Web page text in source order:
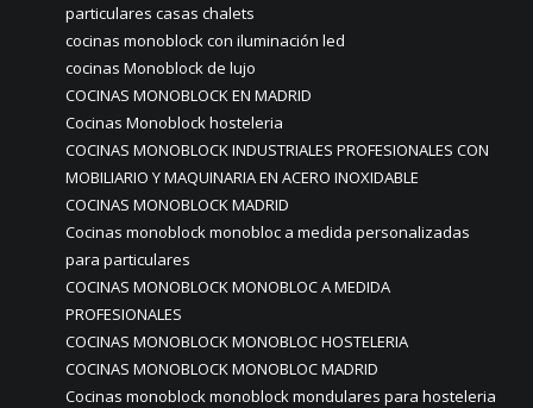
particulares casas chalets
cocinas monoblock con iluminación led
cocinas Monoblock de lujo
COCINAS MONOBLOCK EN MADRID
Cocinas Monoblock hosteleria
COCINAS MONOBLOCK INDUSTRIALES PROFESIONALES CON
MOBILIARIO Y MAQUINARIA EN ACERO INOXIDABLE
COCINAS MONOBLOCK MADRID
Cocinas monoblock monobloc a medida personalizadas
para particulares
COCINAS MONOBLOCK MONOBLOC A MEDIDA
PROFESIONALES
COCINAS MONOBLOCK MONOBLOC HOSTELERIA
COCINAS MONOBLOCK MONOBLOC MADRID
Cocinas monoblock monoblock mondulares para hosteleria